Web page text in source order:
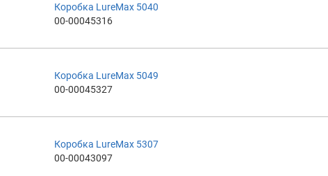
Коробка LureMax 5040
00-00045316
Коробка LureMax 5049
00-00045327
Коробка LureMax 5307
00-00043097